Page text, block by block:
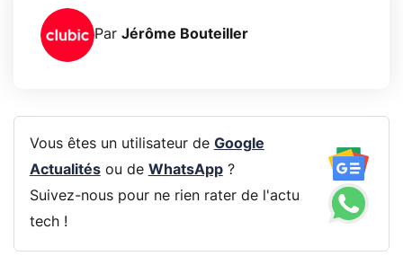
Par Jérôme Bouteiller
Vous êtes un utilisateur de Google
Actualitésou de WhatsApp?
Suivez-nous pour ne rien rater de l'actu
tech !